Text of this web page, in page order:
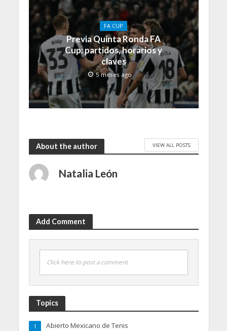
FA CUP
Previa Quinta Ronda FA
Cup: partidos, horarios y
claves
5 meses ago
About the author VIEW ALL POSTS
Natalia León
Add Comment
Click here to post a comment
Topics
Abierto Mexicano de Tenis
1